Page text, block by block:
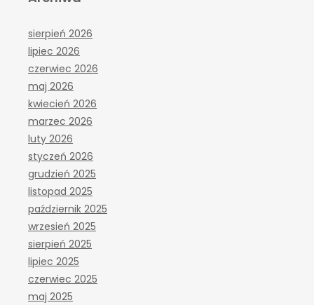
sierpień 2026
lipiec 2026
czerwiec 2026
maj 2026
kwiecień 2026
marzec 2026
luty 2026
styczeń 2026
grudzień 2025
listopad 2025
październik 2025
wrzesień 2025
sierpień 2025
lipiec 2025
czerwiec 2025
maj 2025